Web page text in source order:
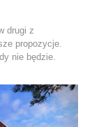
drugi z
propozycje.
nie będzie.